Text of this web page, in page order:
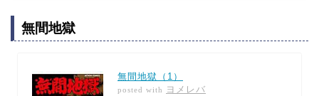
無間地獄
無間地獄（1）
posted with
ヨメレバ